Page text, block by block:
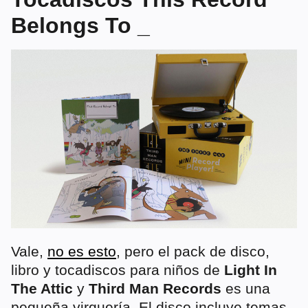
Belongs To _
Vale, no es esto, pero el pack de disco,
libro y tocadiscos para niños de Light In
The Attic y Third Man Records es una